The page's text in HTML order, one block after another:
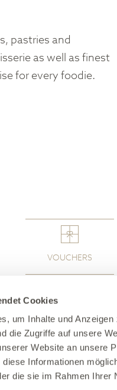
Cookies
um Inhalte und
die Zugriffe auf unsere
Website an unsere
Informationen
die sie im Rahmen
pastries and
as well as finest
for every foodie.
VOUCHERS